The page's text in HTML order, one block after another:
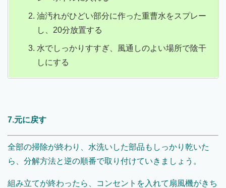
油汚れがひどい部分に作った重曹水をスプレー
し、20分放置する
水でしっかりすすぎ、風通しのよい場所で陰干
しにする
7.元に戻す
全部の掃除が終わり、水洗いした部品もしっかり乾いた
ら、分解方法と逆の順番で取り付けていきましょう。
組み立てが終わったら、コンセントを入れて扇風機がきち